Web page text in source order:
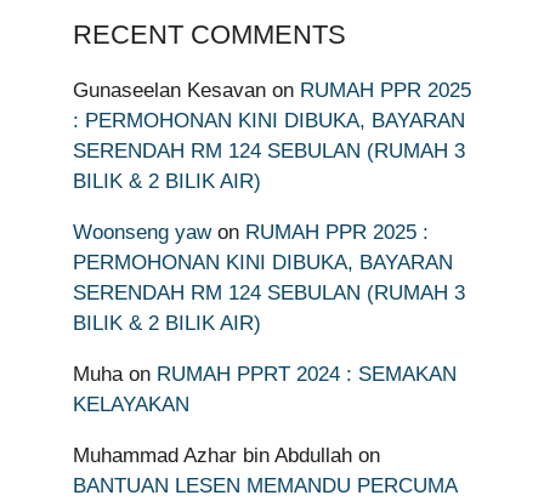
RECENT COMMENTS
Gunaseelan Kesavan on RUMAH PPR 2025
: PERMOHONAN KINI DIBUKA, BAYARAN
SERENDAH RM 124 SEBULAN (RUMAH 3
BILIK & 2 BILIK AIR)
Woonseng yawon RUMAH PPR 2025 :
PERMOHONAN KINI DIBUKA, BAYARAN
SERENDAH RM 124 SEBULAN (RUMAH 3
BILIK & 2 BILIK AIR)
Muhaon RUMAH PPRT 2024 : SEMAKAN
KELAYAKAN
Muhammad Azhar bin Abdullah on
BANTUAN LESEN MEMANDU PERCUMA